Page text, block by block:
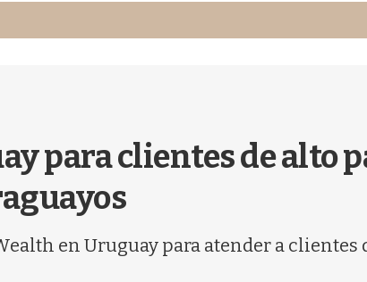
para clientes de alto
en Uruguay para atender a